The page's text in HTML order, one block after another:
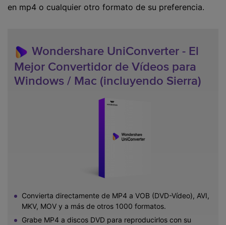
en mp4 o cualquier otro formato de su preferencia.
Wondershare UniConverter - El
Mejor Convertidor de Vídeos para
Windows / Mac (incluyendo Sierra)
Convierta directamente de MP4 a VOB (DVD-Vídeo), AVI,
MKV, MOV y a más de otros 1000 formatos.
Grabe MP4 a discos DVD para reproducirlos con su